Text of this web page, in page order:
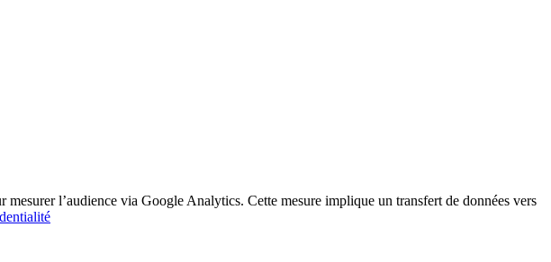
l’audience via Google Analytics. Cette mesure implique un transfert de données vers